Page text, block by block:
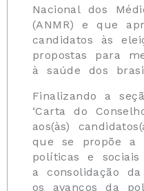
Nacional dos
(ANMR) e que
candidatos às
propostas para
à saúde dos
Finalizando a
‘Carta do
aos(às)
que se propõe a
políticas e
a consolidação
os avanços da